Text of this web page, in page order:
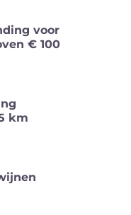
voor
€ 100
km